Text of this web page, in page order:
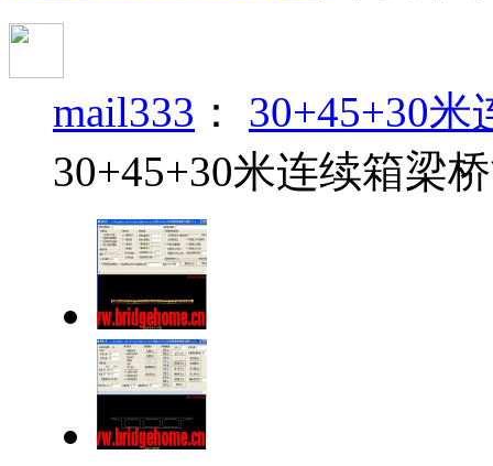
mail333 ： 30+45+30
30+45+30米连续箱梁